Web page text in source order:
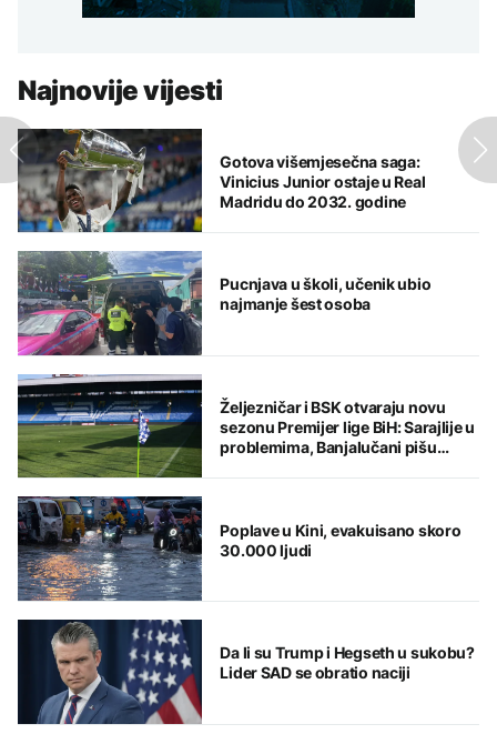
Najnovije vijesti
Gotova višemjesečna saga:
Vinicius Junior ostaje u Real
Madridu do 2032. godine
Pucnjava u školi, učenik ubio
najmanje šest osoba
Željezničar i BSK otvaraju novu
sezonu Premijer lige BiH: Sarajlije u
problemima, Banjalučani pišu
Poplave u Kini, evakuisano skoro
30.000 ljudi
Da li su Trump i Hegseth u sukobu?
Lider SAD se obratio naciji